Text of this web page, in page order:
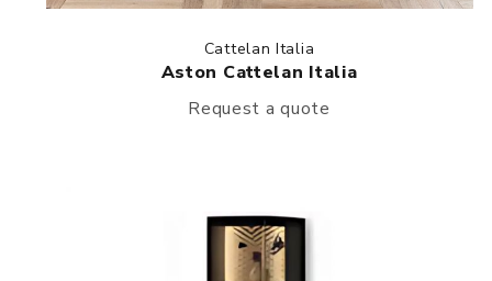
Cattelan Italia
Aston Cattelan Italia
Request a quote